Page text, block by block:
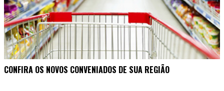
CONFIRA OS NOVOS CONVENIADOS DE SUA REGIÃO